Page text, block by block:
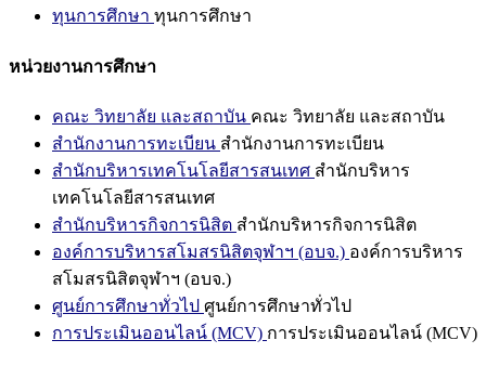
ทุนการศึกษา ทุนการศึกษา
หน่วยงานการศึกษา
คณะ วิทยาลัย และสถาบัน คณะ วิทยาลัย และสถาบัน
สำนักงานการทะเบียน สำนักงานการทะเบียน
สำนักบริหารเทคโนโลยีสารสนเทศ สำนักบริหาร
เทคโนโลยีสารสนเทศ
สำนักบริหารกิจการนิสิต สำนักบริหารกิจการนิสิต
องค์การบริหารสโมสรนิสิตจุฬาฯ (อบจ.) องค์การบริหาร
สโมสรนิสิตจุฬาฯ (อบจ.)
ศูนย์การศึกษาทั่วไป ศูนย์การศึกษาทั่วไป
การประเมินออนไลน์ (MCV) การประเมินออนไลน์ (MCV)